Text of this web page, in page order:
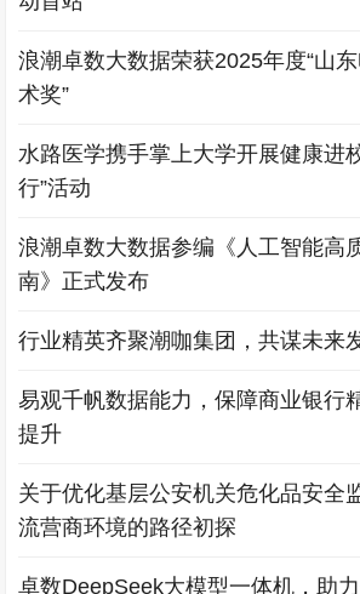
浪潮卓数大数据荣获2025年度“山
术奖”
水路医学携手掌上大学开展健康进
行”活动
浪潮卓数大数据参编《人工智能高
南》正式发布
行业精英齐聚潮咖集团，共谋未来
易观千帆数据能力，保障商业银行
提升
关于优化基层公安机关危化品安全
流营商环境的路径初探
卓数DeepSeek大模型一体机，助